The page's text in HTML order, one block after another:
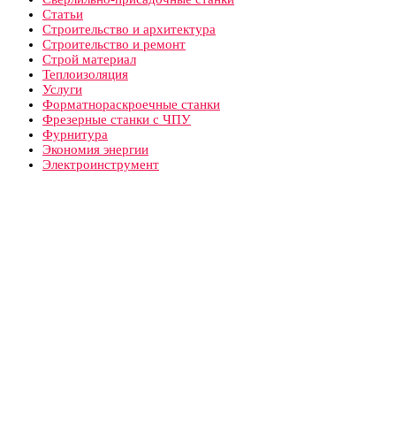
Статьи
Строительство и архитектура
Строительство и ремонт
Строй материал
Теплоизоляция
Услуги
Форматнораскроечные станки
Фрезерные станки с ЧПУ
Фурнитура
Экономия энергии
Электроинструмент